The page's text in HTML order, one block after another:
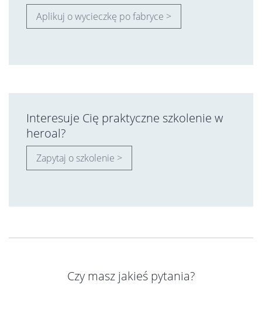
Aplikuj o wycieczkę po fabryce >
Interesuje Cię praktyczne szkolenie w
heroal?
Zapytaj o szkolenie >
Czy masz jakieś pytania?